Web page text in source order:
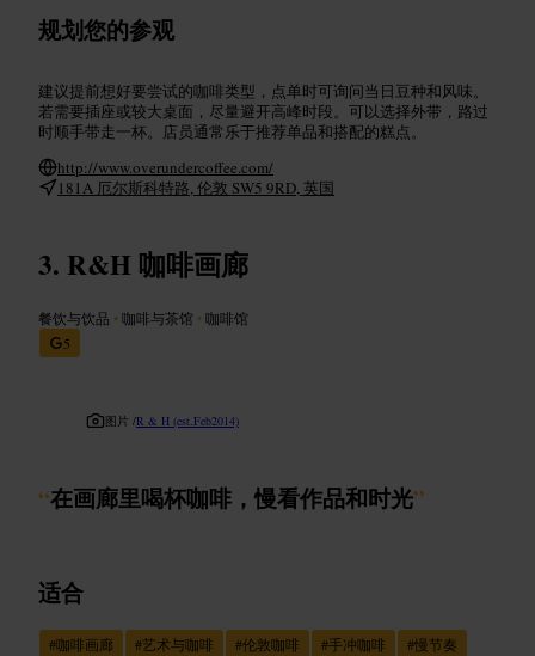
规划您的参观
建议提前想好要尝试的咖啡类型，点单时可询问当日豆种和风味。
若需要插座或较大桌面，尽量避开高峰时段。可以选择外带，路过
时顺手带走一杯。店员通常乐于推荐单品和搭配的糕点。
http://www.overundercoffee.com/
181A 厄尔斯科特路, 伦敦 SW5 9RD, 英国
R&H 咖啡画廊
餐饮与饮品 •咖啡与茶馆 •咖啡馆
5
图片 /R & H (est.Feb2014)
“在画廊里喝杯咖啡，慢看作品和时光”
适合
#咖啡画廊 #艺术与咖啡 #伦敦咖啡 #手冲咖啡 #慢节奏